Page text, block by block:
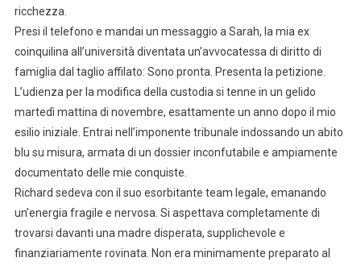
ricchezza.
Presi il telefono e mandai un messaggio a Sarah, la mia ex
coinquilina all’università diventata un’avvocatessa di diritto di
famiglia dal taglio affilato: Sono pronta. Presenta la petizione.
L’udienza per la modifica della custodia si tenne in un gelido
martedì mattina di novembre, esattamente un anno dopo il mio
esilio iniziale. Entrai nell’imponente tribunale indossando un abito
blu su misura, armata di un dossier inconfutabile e ampiamente
documentato delle mie conquiste.
Richard sedeva con il suo esorbitante team legale, emanando
un’energia fragile e nervosa. Si aspettava completamente di
trovarsi davanti una madre disperata, supplichevole e
finanziariamente rovinata. Non era minimamente preparato al